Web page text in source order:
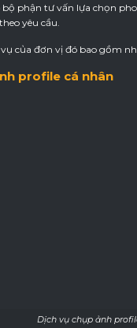
phận tư vấn lựa chọn
yêu cầu.
của đơn vị đó bao gồm
profile cá nhân
Dịch vụ chụp ảnh